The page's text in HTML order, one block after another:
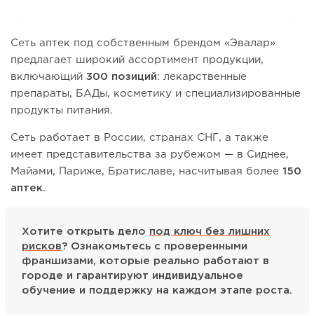
Сеть аптек под собственным брендом «Эвалар»
предлагает широкий ассортимент продукции,
включающий 300 позиций: лекарственные
препараты, БАДы, косметику и специализированные
продукты питания.
Сеть работает в России, странах СНГ, а также
имеет представительства за рубежом — в Сиднее,
Майами, Париже, Братиславе, насчитывая более 150
аптек.
Хотите открыть дело под ключ без лишних
рисков? Ознакомьтесь с проверенными
франшизами, которые реально работают в
городе и гарантируют индивидуальное
обучение и поддержку на каждом этапе роста.